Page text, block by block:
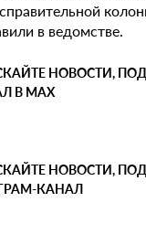
в ведомстве.
НОВОСТИ,
В MAX
НОВОСТИ,
КАНАЛ